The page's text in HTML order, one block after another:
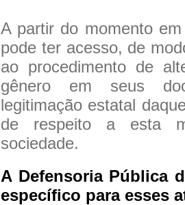
A partir do momento
pode ter acesso, de
ao procedimento de
gênero em seus
legitimação estatal
de respeito a esta
sociedade.
A Defensoria Pública
específico para esses